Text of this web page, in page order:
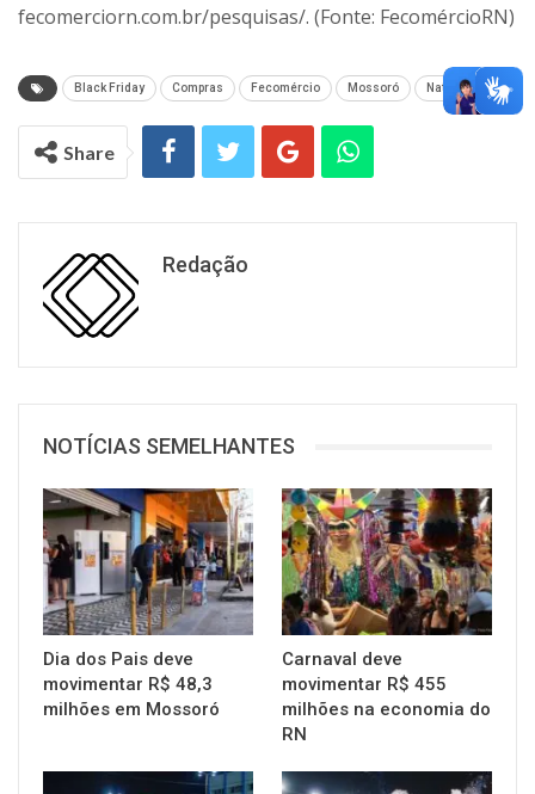
fecomerciorn.com.br/pesquisas/. (Fonte: FecomércioRN)
Black Friday Compras Fecomércio Mossoró Natal
Share
Redação
NOTÍCIAS SEMELHANTES
Dia dos Pais deve
movimentar R$ 48,3
milhões em Mossoró
Carnaval deve
movimentar R$ 455
milhões na economia do
RN